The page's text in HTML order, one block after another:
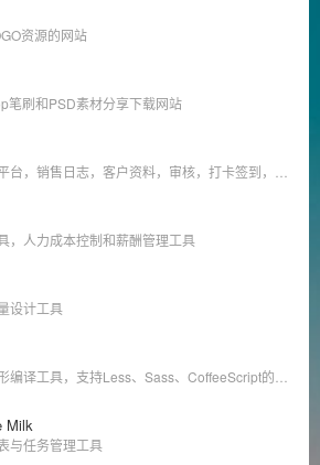
资源的网站
笔刷和PSD素材分享下载网站
，人力成本控制和薪酬管理工具
设计工具
Milk
与任务管理工具